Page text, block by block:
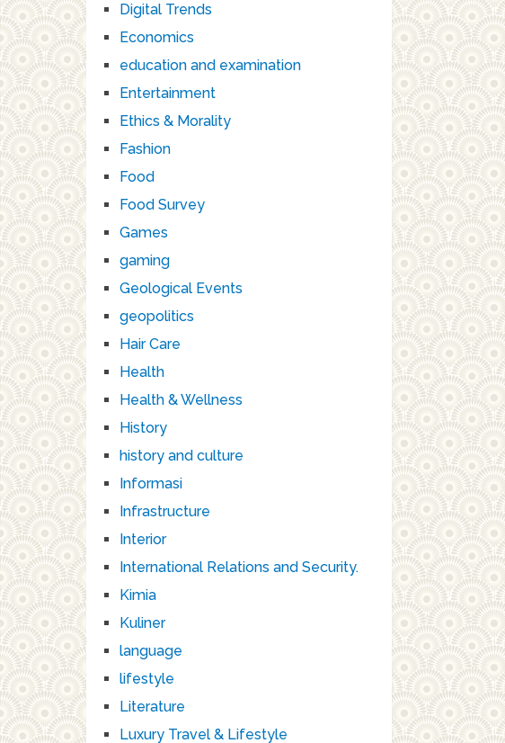
Digital Trends
Economics
education and examination
Entertainment
Ethics & Morality
Fashion
Food
Food Survey
Games
gaming
Geological Events
geopolitics
Hair Care
Health
Health & Wellness
History
history and culture
Informasi
Infrastructure
Interior
International Relations and Security.
Kimia
Kuliner
language
lifestyle
Literature
Luxury Travel & Lifestyle